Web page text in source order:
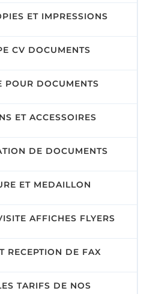
ET IMPRESSIONS
CV DOCUMENTS
POUR DOCUMENTS
ET ACCESSOIRES
DE DOCUMENTS
ET MEDAILLON
AFFICHES FLYERS
RECEPTION DE FAX
TARIFS DE NOS